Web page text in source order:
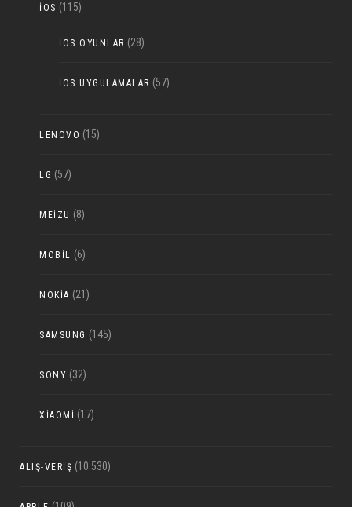
IOS (115)
IOS OYUNLAR (28)
IOS UYGULAMALAR (57)
LENOVO (15)
LG (57)
MEIZU (8)
MOBIL (6)
NOKIA (21)
SAMSUNG (145)
SONY (32)
XIAOMI (17)
ALIŞ-VERIŞ (10.530)